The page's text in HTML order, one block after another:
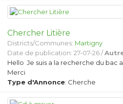
Chercher Litière
Districts/Communes: Martigny
Date de publication: 27-07-26 /
Hello Je suis a la recherche du bac
Merci
Type d'Annonce: Cherche